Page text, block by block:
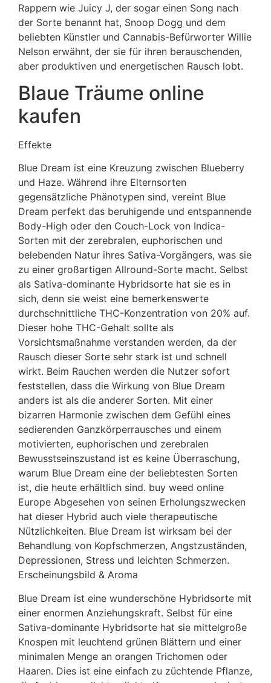
Rappern wie Juicy J, der sogar einen Song nach
der Sorte benannt hat, Snoop Dogg und dem
beliebten Künstler und Cannabis-Befürworter Willie
Nelson erwähnt, der sie für ihren berauschenden,
aber produktiven und energetischen Rausch lobt.
Blaue Träume online
kaufen
Effekte
Blue Dream ist eine Kreuzung zwischen Blueberry
und Haze. Während ihre Elternsorten
gegensätzliche Phänotypen sind, vereint Blue
Dream perfekt das beruhigende und entspannende
Body-High oder den Couch-Lock von Indica-
Sorten mit der zerebralen, euphorischen und
belebenden Natur ihres Sativa-Vorgängers, was sie
zu einer großartigen Allround-Sorte macht. Selbst
als Sativa-dominante Hybridsorte hat sie es in
sich, denn sie weist eine bemerkenswerte
durchschnittliche THC-Konzentration von 20% auf.
Dieser hohe THC-Gehalt sollte als
Vorsichtsmaßnahme verstanden werden, da der
Rausch dieser Sorte sehr stark ist und schnell
wirkt. Beim Rauchen werden die Nutzer sofort
feststellen, dass die Wirkung von Blue Dream
anders ist als die anderer Sorten. Mit einer
bizarren Harmonie zwischen dem Gefühl eines
sedierenden Ganzkörperrausches und einem
motivierten, euphorischen und zerebralen
Bewusstseinszustand ist es keine Überraschung,
warum Blue Dream eine der beliebtesten Sorten
ist, die heute erhältlich sind. buy weed online
Europe Abgesehen von seinen Erholungszwecken
hat dieser Hybrid auch viele therapeutische
Nützlichkeiten. Blue Dream ist wirksam bei der
Behandlung von Kopfschmerzen, Angstzuständen,
Depressionen, Stress und leichten Schmerzen.
Erscheinungsbild & Aroma
Blue Dream ist eine wunderschöne Hybridsorte mit
einer enormen Anziehungskraft. Selbst für eine
Sativa-dominante Hybridsorte hat sie mittelgroße
Knospen mit leuchtend grünen Blättern und einer
minimalen Menge an orangen Trichomen oder
Haaren. Dies ist eine einfach zu züchtende Pflanze,